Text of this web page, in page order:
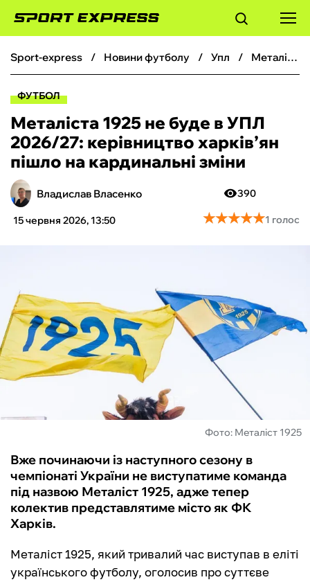
ФУТБОЛ
БОКС
ХОКЕЙ
ТЕНІС
ЧС-2026
ФУТЗАЛ
ІНШІ
sport-express новини футболу упл Металіста 1925 не буде в УПЛ 2026/27: керівництво харків’ян пішло на кардинальні зміни
ФУТБОЛ
Металіста 1925 не буде в УПЛ
2026/27: керівництво харків’ян
пішло на кардинальні зміни
Владислав Власенко
15 червня 2026, 13:50
390
★★★★★
★★★★★1 голос
Фото: Металіст 1925
Вже починаючи із наступного сезону в
чемпіонаті України не виступатиме команда
під назвою Металіст 1925, адже тепер
колектив представлятиме місто як ФК
Харків.
Металіст 1925, який тривалий час виступав в еліті
українського футболу, оголосив про суттєве